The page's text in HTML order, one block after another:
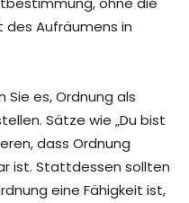
Aufräumens in
es, Ordnung als
Sätze wie „Du bist
dass Ordnung
ist. Stattdessen sollten
eine Fähigkeit ist,